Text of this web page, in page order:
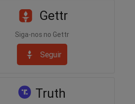
Gettr
Siga-nos no Gettr
Seguir
Truth